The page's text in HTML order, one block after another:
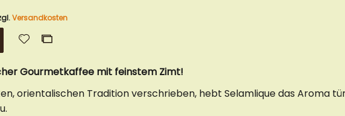
Versandkosten
Zur
Zur
Gourmetkaffee mit feinstem Zimt!
orientalischen Tradition verschrieben, hebt Selamlique das Aroma